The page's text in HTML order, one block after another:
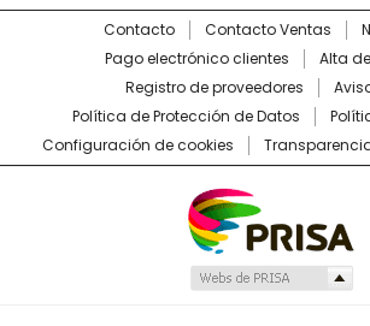
Contacto Contacto Ventas
Pago electrónico clientes
Alta
Registro de proveedores
Política de Protección de Datos
Configuración de cookies